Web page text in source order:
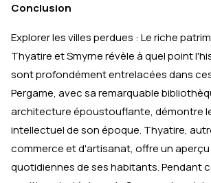
Conclusion
Explorer les villes perdues : Le riche
Thyatire et Smyrne révèle à quel point
sont profondément entrelacées dans
Pergame, avec sa remarquable
architecture époustouflante, démontre
intellectuel de son époque. Thyatire,
commerce et d'artisanat, offre un aperçu
quotidiennes de ses habitants. Pendant